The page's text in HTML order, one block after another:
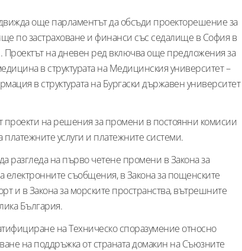
още парламентът да обсъди проекторешение за
по застраховане и финанси със седалище в София в
Проектът на дневен ред включва още предложения за
в структурата на Медицинския университет –
в структурата на Бургаски държавен университет
проекти на решения за промени в постоянни комисии
услуги и платежните системи.
разгледа на първо четене промени в Закона за
електронните съобщения, в Закона за пощенските
и в Закона за морските пространства, вътрешните
България.
на Техническо споразумение относно
на поддръжка от страната домакин на Съюзните